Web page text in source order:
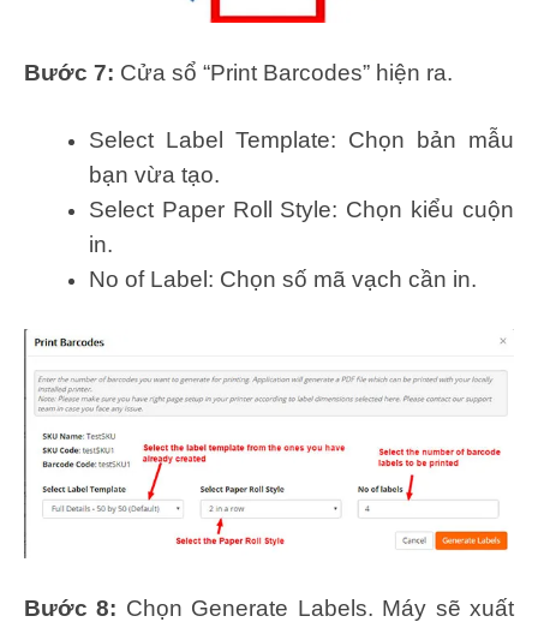
Bước 7: Cửa sổ “Print Barcodes” hiện ra.
Select Label Template: Chọn bản mẫu
bạn vừa tạo.
Select Paper Roll Style: Chọn kiểu cuộn
in.
No of Label: Chọn số mã vạch cần in.
Bước 8: Chọn Generate Labels. Máy sẽ xuất